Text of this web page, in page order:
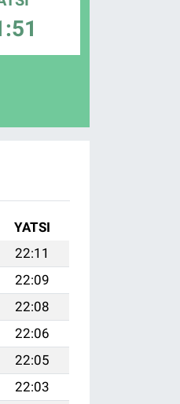
YATSI
22:11
22:09
22:08
22:06
22:05
22:03